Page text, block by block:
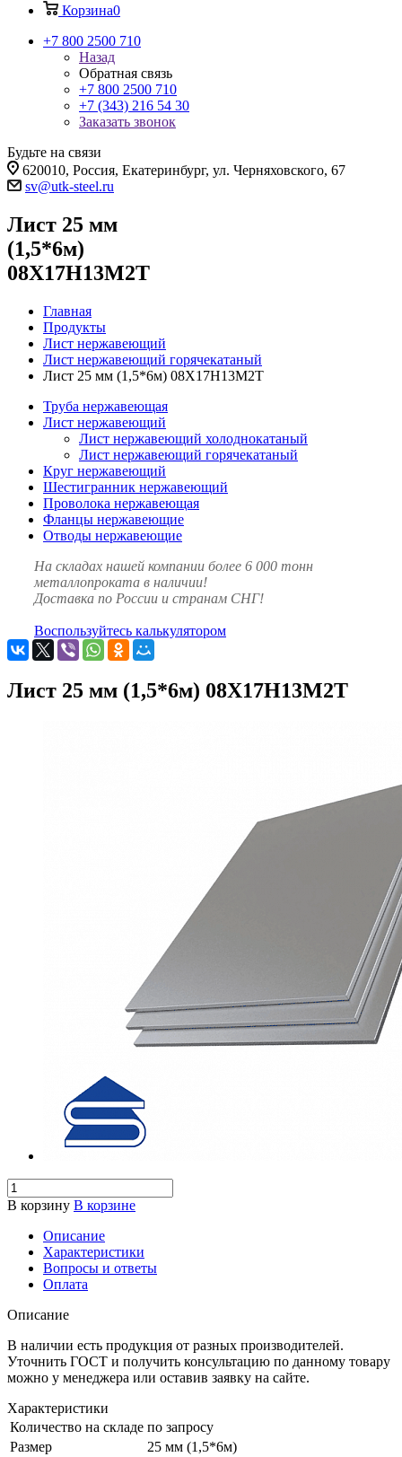
Корзина0
+7 800 2500 710
Назад
Обратная связь
+7 800 2500 710
+7 (343) 216 54 30
Заказать звонок
Будьте на связи
620010, Россия, Екатеринбург, ул. Черняховского, 67
sv@utk-steel.ru
Лист 25 мм
(1,5*6м)
08Х17Н13М2Т
Главная
Продукты
Лист нержавеющий
Лист нержавеющий горячекатаный
Лист 25 мм (1,5*6м) 08Х17Н13М2Т
Труба нержавеющая
Лист нержавеющий
Лист нержавеющий холоднокатаный
Лист нержавеющий горячекатаный
Круг нержавеющий
Шестигранник нержавеющий
Проволока нержавеющая
Фланцы нержавеющие
Отводы нержавеющие
На складах нашей компании более 6 000 тонн
металлопроката в наличии!
Доставка по России и странам СНГ!
Воспользуйтесь калькулятором
Лист 25 мм (1,5*6м) 08Х17Н13М2Т
В корзину В корзине
Описание
Характеристики
Вопросы и ответы
Оплата
Описание
В наличии есть продукция от разных производителей.
Уточнить ГОСТ и получить консультацию по данному товару
можно у менеджера или оставив заявку на сайте.
Характеристики
Количество на складе по запросу
Размер
25 мм (1,5*6м)